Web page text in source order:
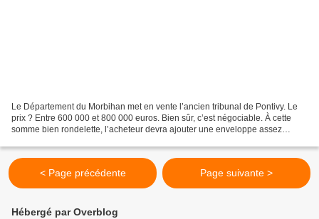
Le Département du Morbihan met en vente l’ancien tribunal de Pontivy. Le
prix ? Entre 600 000 et 800 000 euros. Bien sûr, c’est négociable. À cette
somme bien rondelette, l’acheteur devra ajouter une enveloppe assez
< Page précédente Page suivante >
Hébergé par Overblog